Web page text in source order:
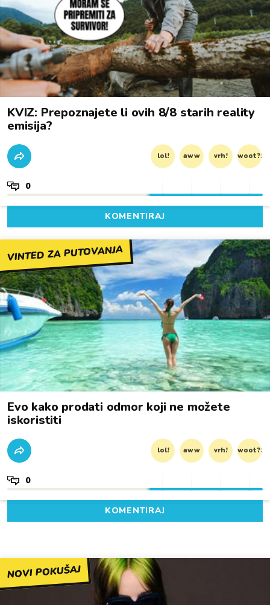
KVIZ: Prepoznajete li ovih 8/8 starih reality
emisija?
lol! aww vrh! woot?!
0
KOMENTIRAJ
VINTED ZA PUTOVANJA
Evo kako prodati odmor koji ne možete
iskoristiti
lol! aww vrh! woot?!
0
KOMENTIRAJ
NOVI POKUŠAJ